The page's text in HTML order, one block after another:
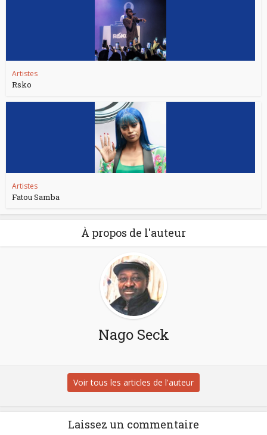
Artistes
Rsko
Artistes
Fatou Samba
À propos de l'auteur
Nago Seck
Voir tous les articles de l'auteur
Laissez un commentaire